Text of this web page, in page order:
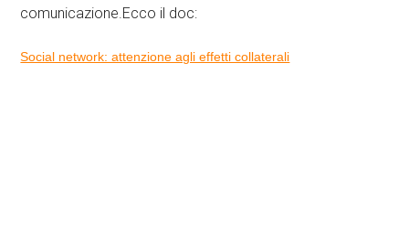
comunicazione.Ecco il doc:
Social network: attenzione agli effetti collaterali